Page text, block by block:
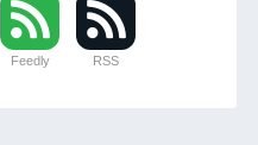
Feedly RSS